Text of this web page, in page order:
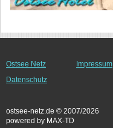
Ostsee Netz Impressum
Datenschutz
ostsee-netz.de © 2007/2026
powered by MAX-TD